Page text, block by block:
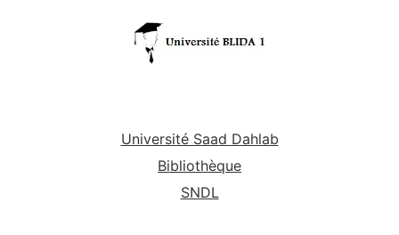
Université Saad Dahlab
Bibliothèque
SNDL